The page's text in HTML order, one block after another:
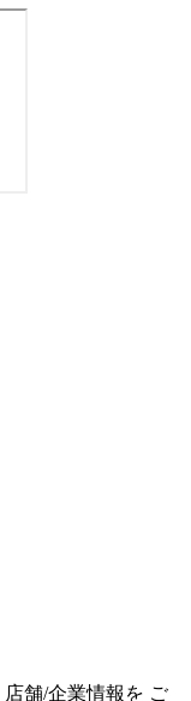
店舗/企業情報を ご